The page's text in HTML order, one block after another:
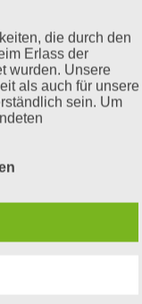
die durch den
Erlass der
wurden. Unsere
als auch für unsere
sein. Um
die